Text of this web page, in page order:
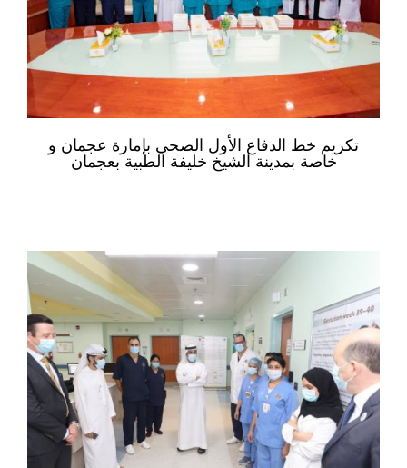
تكريم خط الدفاع الأول الصحي بإمارة عجمان و
خاصة بمدينة الشيخ خليفة الطبية بعجمان